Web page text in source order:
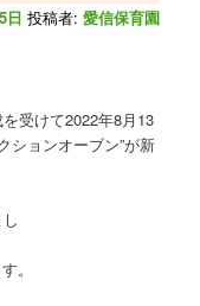
日 投稿者: 愛信保育園
受けて2022年8月13
ションオーブン”が新
。